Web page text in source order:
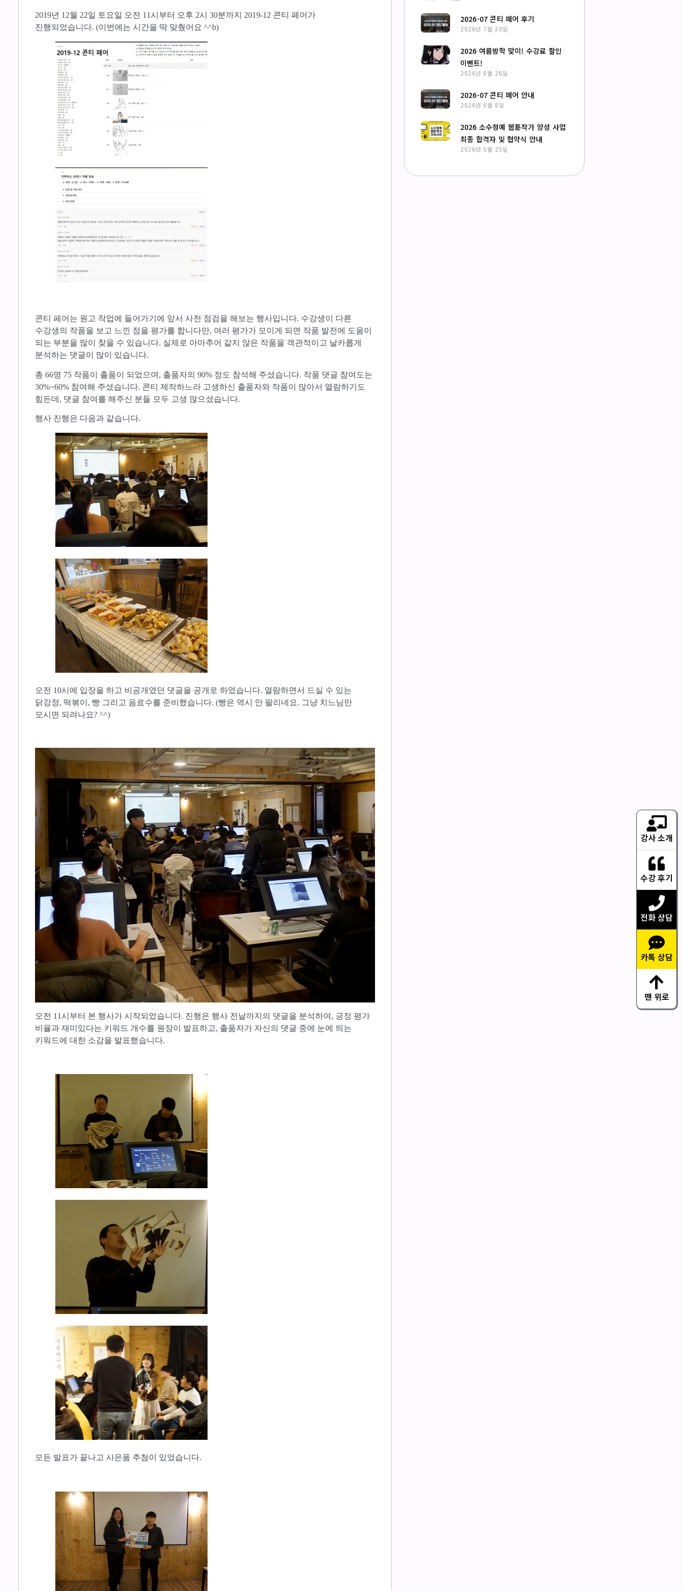
​2019년 12월 22일 토요일 오전 11시부터 오후 2시 30분까지 2019-12 콘티 페어가
진행되었습니다. (이번에는 시간을 딱 맞췄어요 ^^b)
콘티 페어는 원고 작업에 들어가기에 앞서 사전 점검을 해보는 행사입니다. 수강생이 다른
수강생의 작품을 보고 느낀 점을 평가를 합니다만, 여러 평가가 모이게 되면 작품 발전에 도움이
되는 부분을 많이 찾을 수 있습니다. 실제로 아마추어 같지 않은 작품을 객관적이고 날카롭게
분석하는 댓글이 많이 있습니다.
​총 66명 75 작품이 출품이 되었으며, 출품자의 90% 정도 참석해 주셨습니다. 작품 댓글 참여도는
30%~60% 참여해 주셨습니다. 콘티 제작하느라 고생하신 출품자와 작품이 많아서 열람하기도
힘든데, 댓글 참여를 해주신 분들 모두 고생 많으셨습니다.
​행사 진행은 다음과 같습니다.
오전 10시에 입장을 하고 비공개였던 댓글을 공개로 하였습니다. 열람하면서 드실 수 있는
닭강정, 떡볶이, 빵 그리고 음료수를 준비했습니다. (빵은 역시 안 팔리네요. 그냥 치느님만
모시면 되려나요? ^^)
​오전 11시부터 본 행사가 시작되었습니다. 진행은 행사 전날까지의 댓글을 분석하여, 긍정 평가
비율과 재미있다는 키워드 개수를 원장이 발표하고, 출품자가 자신의 댓글 중에 눈에 띄는
키워드에 대한 소감을 발표했습니다.
​모든 발표가 끝나고 사은품 추첨이 있었습니다.
2026-07 콘티 페어 후기
2026년 7월 30일
2026 여름방학 맞이! 수강료 할인
이벤트!
2026년 6월 26일
2026-07 콘티 페어 안내
2026년 6월 8일
2026 소수정예 웹툰작가 양성 사업
최종 합격자 및 협약식 안내
2026년 5월 25일
강사 소개
수강 후기
전화 상담
카톡 상담
맨 위로